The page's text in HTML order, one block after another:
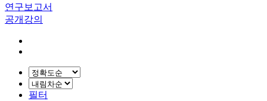
연구보고서
공개강의
필터